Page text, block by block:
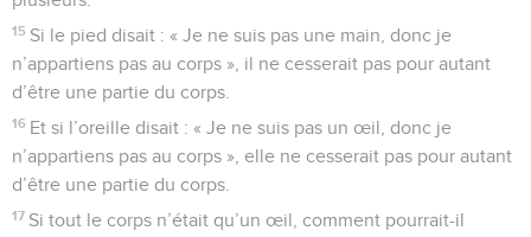
15 Si le pied disait : « Je ne suis pas une main, donc je
n’appartiens pas au corps », il ne cesserait pas pour autant
d’être une partie du corps.
16 Et si l’oreille disait : « Je ne suis pas un œil, donc je
n’appartiens pas au corps », elle ne cesserait pas pour autant
d’être une partie du corps.
17 Si tout le corps n’était qu’un œil, comment pourrait-il